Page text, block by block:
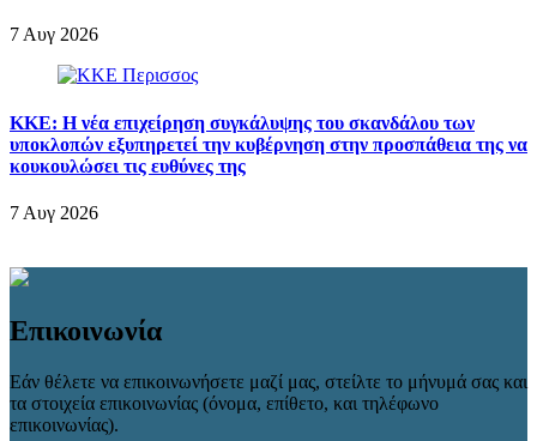
7 Αυγ 2026
ΚΚΕ: Η νέα επιχείρηση συγκάλυψης του σκανδάλου των
υποκλοπών εξυπηρετεί την κυβέρνηση στην προσπάθεια της να
κουκουλώσει τις ευθύνες της
7 Αυγ 2026
Επικοινωνία
Εάν θέλετε να επικοινωνήσετε μαζί μας, στείλτε το μήνυμά σας και
τα στοιχεία επικοινωνίας (όνομα, επίθετο, και τηλέφωνο
επικοινωνίας).